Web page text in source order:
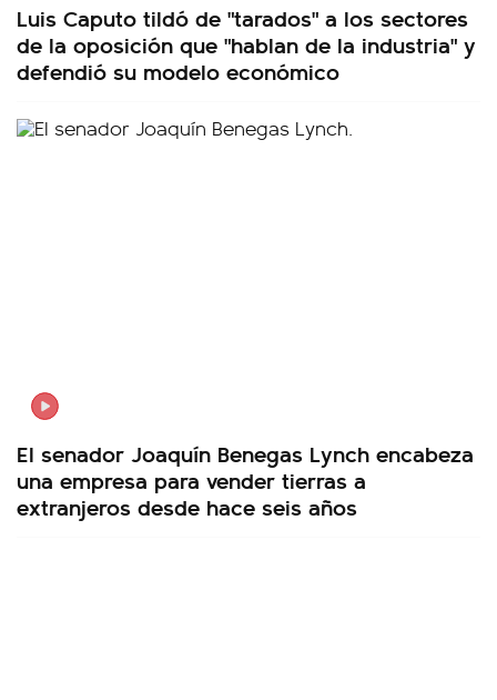
Luis Caputo tildó de "tarados" a los sectores
de la oposición que "hablan de la industria" y
defendió su modelo económico
El senador Joaquín Benegas Lynch encabeza
una empresa para vender tierras a
extranjeros desde hace seis años